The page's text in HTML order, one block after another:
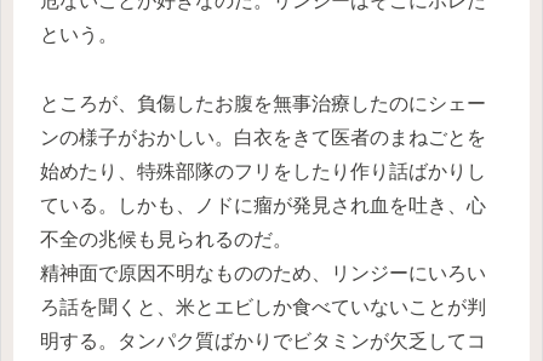
という。
ところが、負傷したお腹を無事治療したのにシェー
ンの様子がおかしい。白衣をきて医者のまねごとを
始めたり、特殊部隊のフリをしたり作り話ばかりし
ている。しかも、ノドに瘤が発見され血を吐き、心
不全の兆候も見られるのだ。
精神面で原因不明なもののため、リンジーにいろい
ろ話を聞くと、米とエビしか食べていないことが判
明する。タンパク質ばかりでビタミンが欠乏してコ